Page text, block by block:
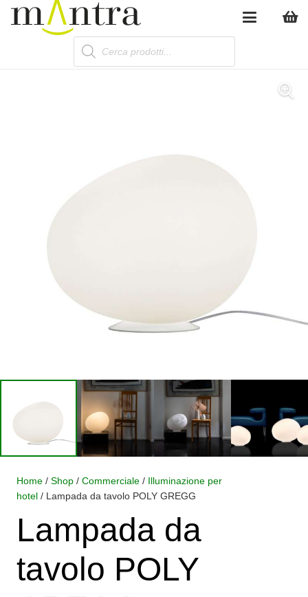
Products
search
Home / Shop / Commerciale / Illuminazione per
hotel / Lampada da tavolo POLY GREGG
Lampada da
tavolo POLY